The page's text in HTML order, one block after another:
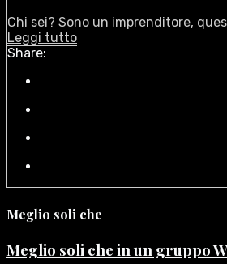
Chi sei? Sono un imprenditore,
Leggi tutto
Share:
Meglio soli che
Meglio soli che in un gruppo